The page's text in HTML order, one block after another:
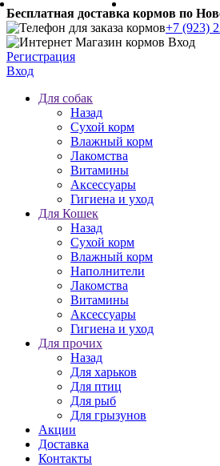
Бесплатная доставка кормов по
+7 (923)
Регистрация
Вход
Для собак
Назад
Сухой корм
Влажный корм
Лакомства
Витамины
Аксессуары
Гигиена и уход
Для Кошек
Назад
Сухой корм
Влажный корм
Наполнители
Лакомства
Витамины
Аксессуары
Гигиена и уход
Для прочих
Назад
Для харьков
Для птиц
Для рыб
Для грызунов
Акции
Доставка
Контакты